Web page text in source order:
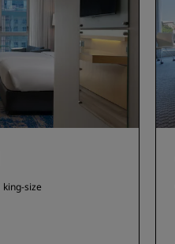
king-size